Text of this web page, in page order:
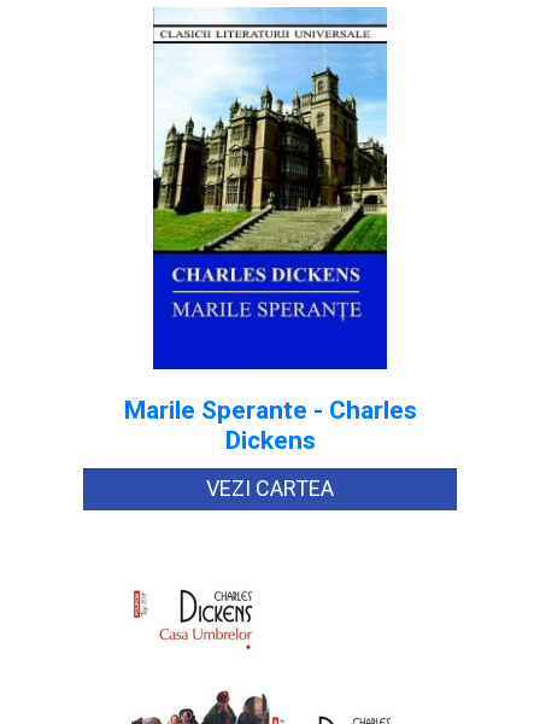
Marile Sperante - Charles
Dickens
VEZI CARTEA